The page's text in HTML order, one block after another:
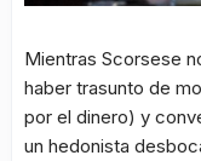
Mientras Scorsese
haber trasunto de
por el dinero) y
un hedonista